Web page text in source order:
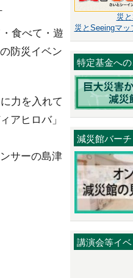
食べて・遊
防災イベン
力を入れて
アヒロバ」
サーの島津
災
災とSeeingマッ
特定基金へ
減災館バー
講演会等イベ